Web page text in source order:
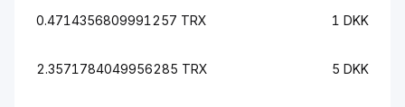
0.4714356809991257 TRX 1 DKK
2.3571784049956285 TRX 5 DKK